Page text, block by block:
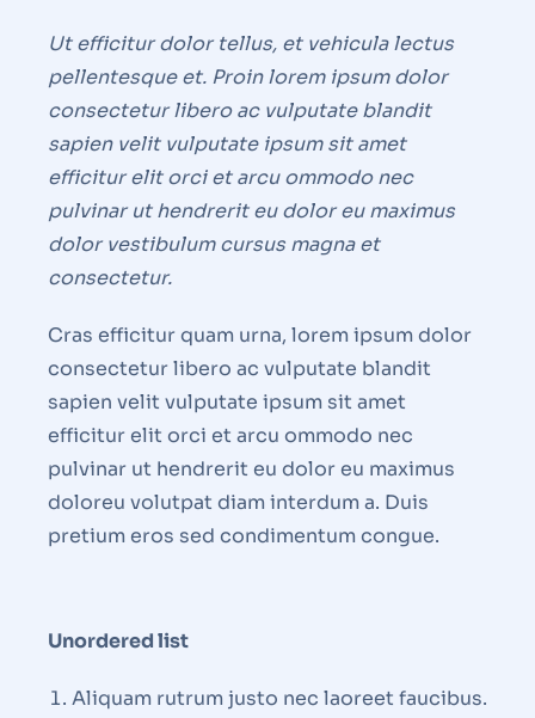
Ut efficitur dolor tellus, et vehicula lectus
pellentesque et. Proin lorem ipsum dolor
consectetur libero ac vulputate blandit
sapien velit vulputate ipsum sit amet
efficitur elit orci et arcu ommodo nec
pulvinar ut hendrerit eu dolor eu maximus
dolor vestibulum cursus magna et
consectetur.
Cras efficitur quam urna, lorem ipsum dolor
consectetur libero ac vulputate blandit
sapien velit vulputate ipsum sit amet
efficitur elit orci et arcu ommodo nec
pulvinar ut hendrerit eu dolor eu maximus
doloreu volutpat diam interdum a. Duis
pretium eros sed condimentum congue.
Unordered list
Aliquam rutrum justo nec laoreet faucibus.